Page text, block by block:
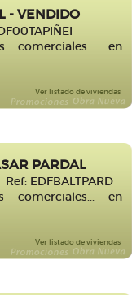
- VENDIDO
comerciales... en
Ver listado de viviendas
PARDAL
EDFBALTPARD
comerciales... en
Ver listado de viviendas